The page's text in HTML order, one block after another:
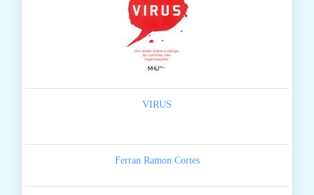
VIRUS
Ferran Ramon Cortes